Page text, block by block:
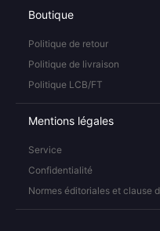
Boutique
Politique de retour
Politique de livraison
Politique LCB/FT
Mentions légales
Service
Confidentialité
Normes éditoriales et clause